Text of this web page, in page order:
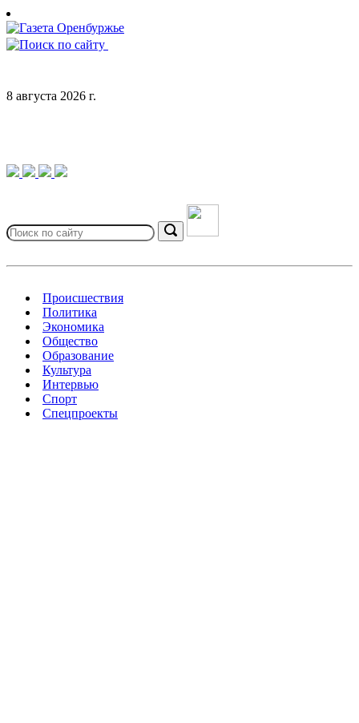
Skip
to
content
8 августа 2026 г.
for:
Search
Происшествия
Политика
Экономика
Общество
Образование
Культура
Интервью
Спорт
Спецпроекты